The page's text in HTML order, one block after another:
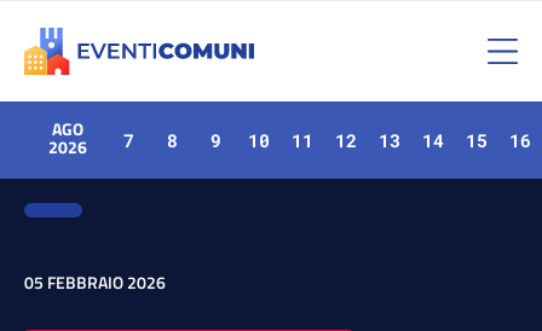
AGO
2026 7 8 9 10 11 12 13 14 15 16
05 FEBBRAIO 2026